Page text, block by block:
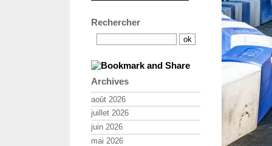
Rechercher
Archives
août 2026
juillet 2026
juin 2026
mai 2026